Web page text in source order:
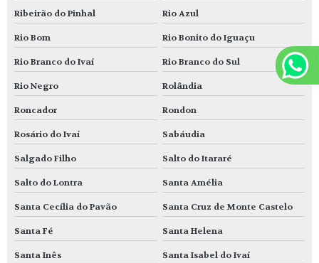
Ribeirão do Pinhal Rio Azul
Rio Bom Rio Bonito do Iguaçu
Rio Branco do Ivaí Rio Branco do Sul
Rio Negro Rolândia
Roncador Rondon
Rosário do Ivaí Sabáudia
Salgado Filho Salto do Itararé
Salto do Lontra Santa Amélia
Santa Cecília do Pavão Santa Cruz de Monte Castelo
Santa Fé Santa Helena
Santa Inês Santa Isabel do Ivaí